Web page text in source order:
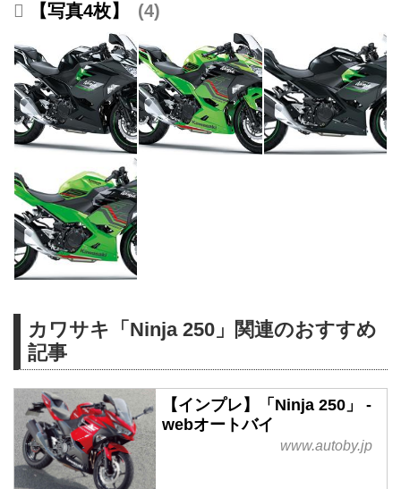
【写真4枚】 4
カワサキ「Ninja 250」関連のおすすめ
記事
【インプレ】「Ninja 250」 -
webオートバイ
www.autoby.jp